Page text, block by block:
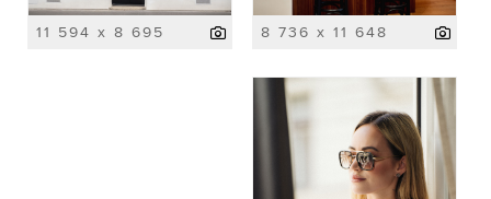
11 594 x 8 695 8 736 x 11 648